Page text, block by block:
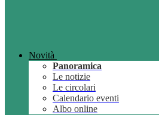
Novità
Panoramica
Le notizie
Le circolari
Calendario eventi
Albo online